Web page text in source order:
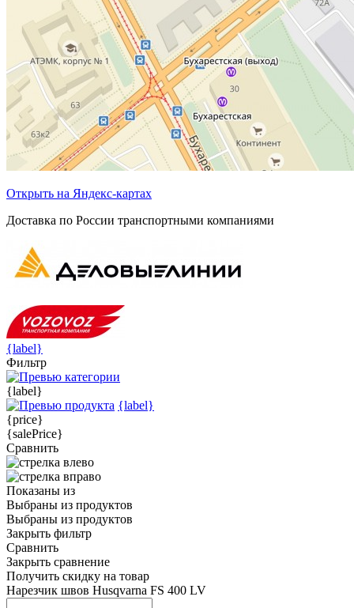
Открыть на Яндекс-картах
Доставка по России транспортными компаниями
{label}
Фильтр
{label}
{label}
{price}
{salePrice}
Сравнить
Показаны из
Выбраны из продуктов
Выбраны из продуктов
Закрыть фильтр
Сравнить
Закрыть сравнение
Получить скидку на товар
Нарезчик швов Husqvarna FS 400 LV